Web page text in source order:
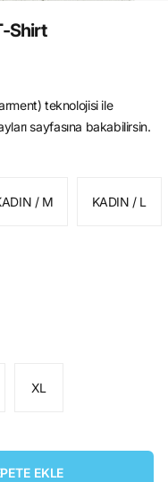
Shirt
teknolojisi ile
sayfasına bakabilirsin.
/ M KADIN / L
XL
EKLE